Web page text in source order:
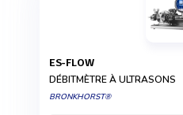
ES-FLOW
DÉBITMÈTRE À ULTRASONS
BRONKHORST®